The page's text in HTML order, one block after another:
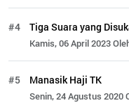
#4 Tiga Suara yang
Kamis, 06 April 2023
#5 Manasik Haji TK
Senin, 24 Agustus 2020